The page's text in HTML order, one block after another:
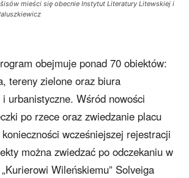
mieści się obecnie Instytut Literatury Litewskiej i
obejmuje ponad 70 obiektów:
tereny zielone oraz biura
urbanistyczne. Wśród nowości
po rzece oraz zwiedzanie placu
wcześniejszej rejestracji
można zwiedzać po odczekaniu w
Wileńskiemu” Solveiga